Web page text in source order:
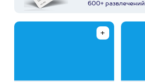
600+ развлечений